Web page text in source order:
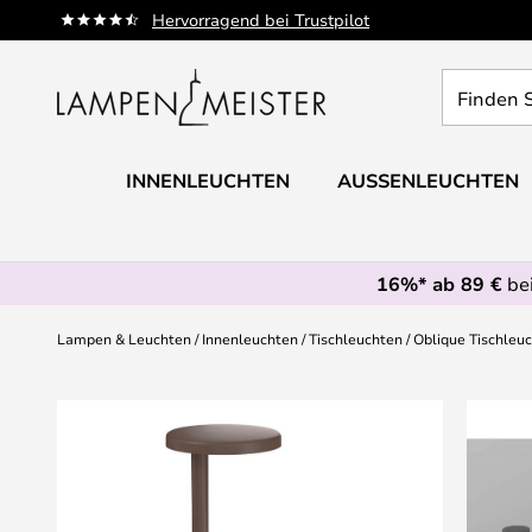
Hervorragend bei Trustpilot
Zum
Inhalt
Sie
Leuchte...
INNENLEUCHTEN AUSSENLEUCHTEN
16%* ab 89 €
Lampen & Leuchten Innenleuchten Tischleuchten Oblique